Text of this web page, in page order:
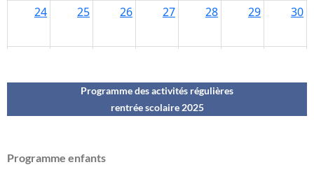
Programme des activités régulières
rentrée scolaire 2025
Programme enfants